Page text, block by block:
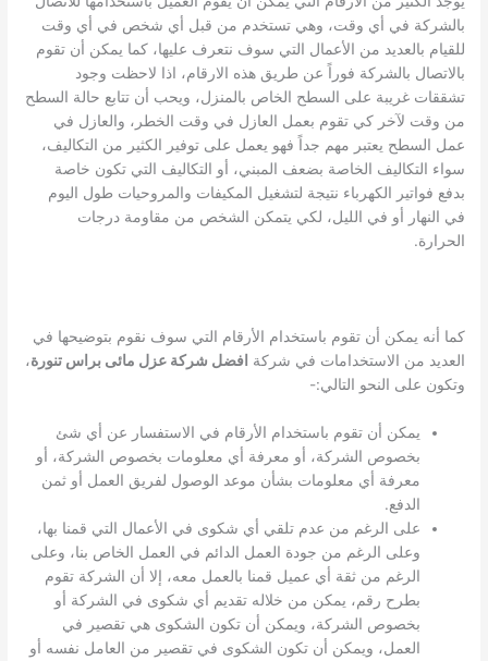
بالشركة في أي وقت، وهي تستخدم من قبل أي شخص في أي وقت
للقيام بالعديد من الأعمال التي سوف نتعرف عليها، كما يمكن أن تقوم
بالاتصال بالشركة فوراً عن طريق هذه الارقام، اذا لاحظت وجود
تشققات غريبة على السطح الخاص بالمنزل، ويحب أن تتابع حالة السطح
من وقت لآخر كي تقوم بعمل العازل في وقت الخطر، والعازل في
عمل السطح يعتبر مهم جداً فهو يعمل على توفير الكثير من التكاليف،
سواء التكاليف الخاصة بضعف المبني، أو التكاليف التي تكون خاصة
بدفع فواتير الكهرباء نتيجة لتشغيل المكيفات والمروحيات طول اليوم
في النهار أو في الليل، لكي يتمكن الشخص من مقاومة درجات
الحرارة.
كما أنه يمكن أن تقوم باستخدام الأرقام التي سوف نقوم بتوضيحها في
العديد من الاستخدامات في شركة افضل شركة عزل مائى براس تنورة،
وتكون على النحو التالي:-
يمكن أن تقوم باستخدام الأرقام في الاستفسار عن أي شئ
بخصوص الشركة، أو معرفة أي معلومات بخصوص الشركة، أو
معرفة أي معلومات بشأن موعد الوصول لفريق العمل أو ثمن
الدفع.
على الرغم من عدم تلقي أي شكوى في الأعمال التي قمنا بها،
وعلى الرغم من جودة العمل الدائم في العمل الخاص بنا، وعلى
الرغم من ثقة أي عميل قمنا بالعمل معه، إلا أن الشركة تقوم
بطرح رقم، يمكن من خلاله تقديم أي شكوى في الشركة أو
بخصوص الشركة، ويمكن أن تكون الشكوى هي تقصير في
العمل، ويمكن أن تكون الشكوى في تقصير من العامل نفسه أو